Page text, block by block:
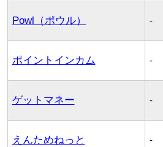
Powl（ポウル） -
ポイントインカム -
ゲットマネー -
えんためねっと -